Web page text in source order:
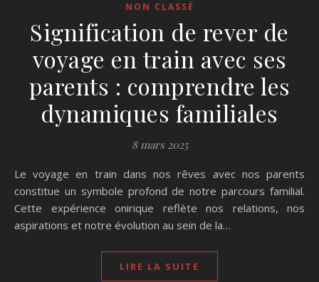
NON CLASSÉ
Signification de rever de
voyage en train avec ses
parents : comprendre les
dynamiques familiales
8 mars 2025
Le voyage en train dans nos rêves avec nos parents
constitue un symbole profond de notre parcours familial.
Cette expérience onirique reflète nos relations, nos
aspirations et notre évolution au sein de la…
LIRE LA SUITE